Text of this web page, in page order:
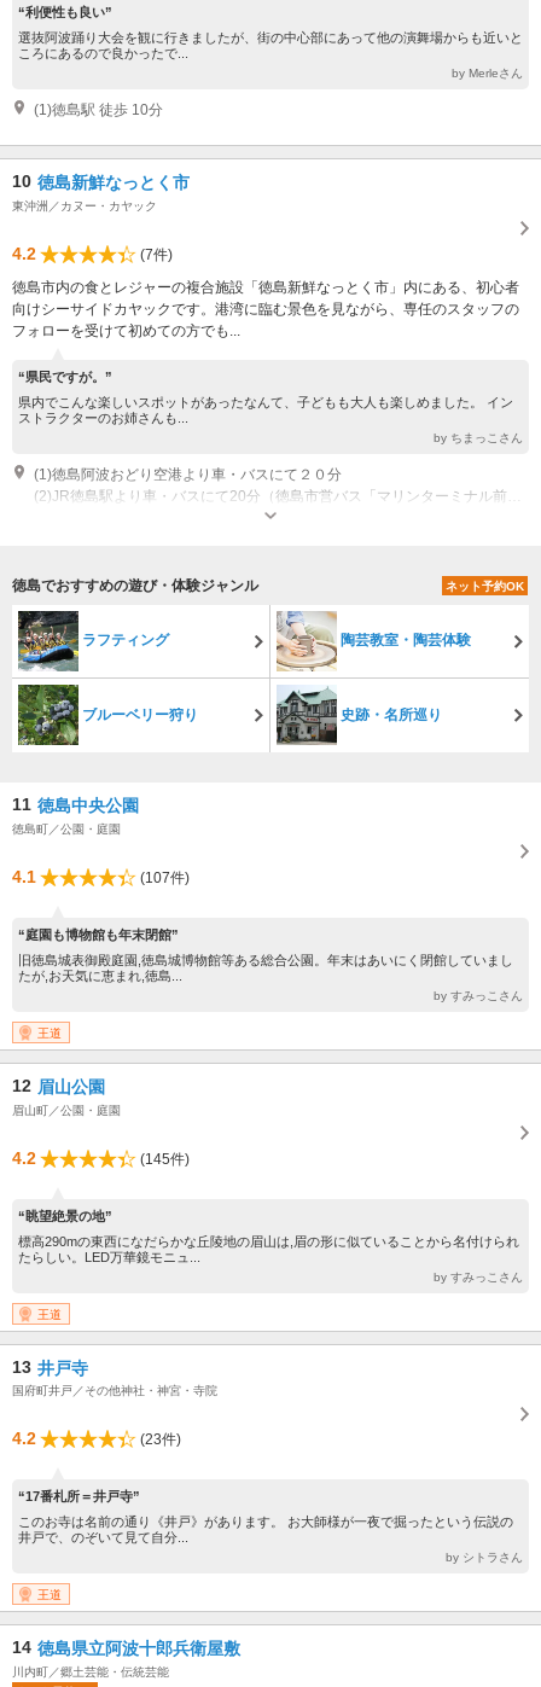
“利便性も良い”
選抜阿波踊り大会を観に行きましたが、街の中心部にあって他の演舞場からも近いと
ころにあるので良かったで...
by Merleさん
(1)徳島駅 徒歩 10分
10 徳島新鮮なっとく市
東沖洲／カヌー・カヤック
4.2
(7件)
徳島市内の食とレジャーの複合施設「徳島新鮮なっとく市」内にある、初心者
向けシーサイドカヤックです。港湾に臨む景色を見ながら、専任のスタッフの
フォローを受けて初めての方でも...
“県民ですが。”
県内でこんな楽しいスポットがあったなんて、子どもも大人も楽しめました。 イン
ストラクターのお姉さんも...
by ちまっこさん
(1)徳島阿波おどり空港より車・バスにて２０分
営業時間：9月末日までの土日祝 10:00～17:00 10:00～、12:00～、14:00
徳島でおすすめの遊び・体験ジャンル
ネット予約OK
ラフティング 陶芸教室・陶芸体験
ブルーベリー狩り 史跡・名所巡り
11 徳島中央公園
徳島町／公園・庭園
4.1 (107件)
“庭園も博物館も年末閉館”
旧徳島城表御殿庭園,徳島城博物館等ある総合公園。年末はあいにく閉館していまし
たが,お天気に恵まれ,徳島...
by すみっこさん
王道
12 眉山公園
眉山町／公園・庭園
4.2 (145件)
“眺望絶景の地”
標高290mの東西になだらかな丘陵地の眉山は,眉の形に似ていることから名付けられ
たらしい。LED万華鏡モニュ...
by すみっこさん
王道
13 井戸寺
国府町井戸／その他神社・神宮・寺院
4.2 (23件)
“17番札所＝井戸寺”
このお寺は名前の通り《井戸》があります。 お大師様が一夜で掘ったという伝説の
井戸で、のぞいて見て自分...
by シトラさん
王道
14 徳島県立阿波十郎兵衛屋敷
川内町／郷土芸能・伝統芸能